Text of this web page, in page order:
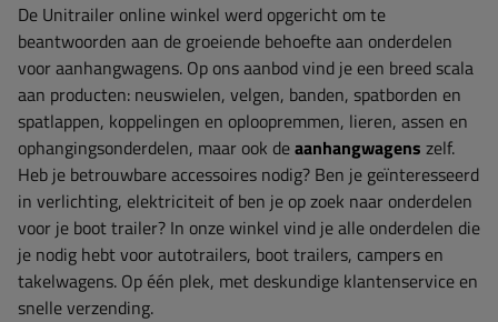
De Unitrailer online winkel werd opgericht om te
beantwoorden aan de groeiende behoefte aan onderdelen
voor aanhangwagens. Op ons aanbod vind je een breed scala
aan producten: neuswielen, velgen, banden, spatborden en
spatlappen, koppelingen en oploopremmen, lieren, assen en
ophangingsonderdelen, maar ook deaanhangwagens zelf.
Heb je betrouwbare accessoires nodig? Ben je geïnteresseerd
in verlichting, elektriciteit of ben je op zoek naar onderdelen
voor je boot trailer? In onze winkel vind je alle onderdelen die
je nodig hebt voor autotrailers, boot trailers, campers en
takelwagens. Op één plek, met deskundige klantenservice en
snelle verzending.